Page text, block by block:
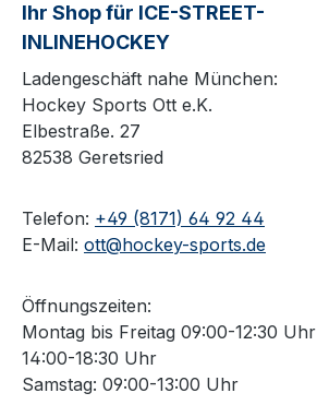
Ihr Shop für ICE-STREET-
INLINEHOCKEY
Ladengeschäft nahe München:
Hockey Sports Ott e.K.
Elbestraße. 27
82538 Geretsried
Telefon: +49 (8171) 64 92 44
E-Mail: ott@hockey-sports.de
Öffnungszeiten:
Montag bis Freitag 09:00-12:30 Uhr
14:00-18:30 Uhr
Samstag: 09:00-13:00 Uhr